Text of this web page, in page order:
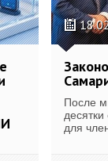
После
для